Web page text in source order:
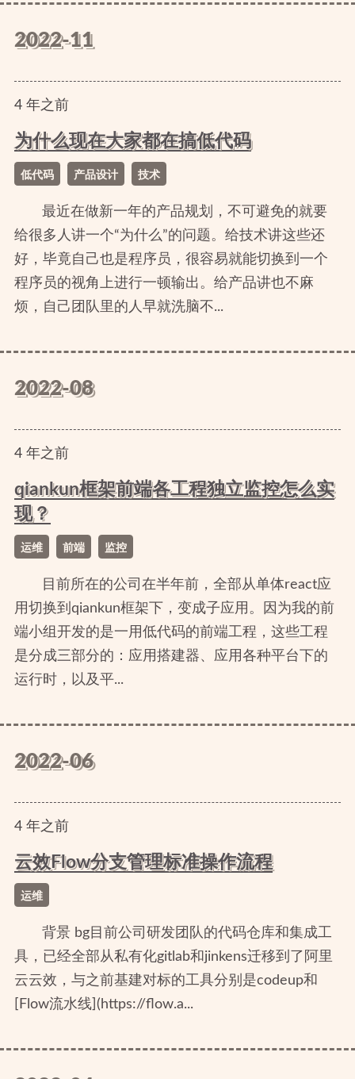
2022-11
4年之前
为什么现在大家都在搞低代码
低代码 产品设计 技术
最近在做新一年的产品规划，不可避免的就要
给很多人讲一个“为什么”的问题。给技术讲这些还
好，毕竟自己也是程序员，很容易就能切换到一个
程序员的视角上进行一顿输出。给产品讲也不麻
烦，自己团队里的人早就洗脑不...
2022-08
4年之前
qiankun框架前端各工程独立监控怎么实
现？
运维 前端 监控
目前所在的公司在半年前，全部从单体react应
用切换到qiankun框架下，变成子应用。因为我的前
端小组开发的是一用低代码的前端工程，这些工程
是分成三部分的：应用搭建器、应用各种平台下的
运行时，以及平...
2022-06
4年之前
云效Flow分支管理标准操作流程
运维
背景 bg目前公司研发团队的代码仓库和集成工
具，已经全部从私有化gitlab和jinkens迁移到了阿里
云云效，与之前基建对标的工具分别是codeup和
[Flow流水线](https://flow.a...